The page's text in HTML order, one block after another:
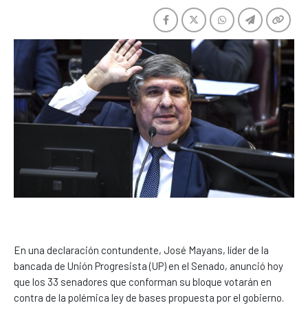
En una declaración contundente, José Mayans, líder de la
bancada de Unión Progresista (UP) en el Senado, anunció hoy
que los 33 senadores que conforman su bloque votarán en
contra de la polémica ley de bases propuesta por el gobierno.